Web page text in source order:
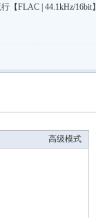
【FLAC | 44.1kHz/16bit】
高级模式